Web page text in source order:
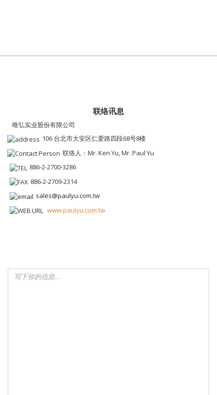
联络讯息
唯弘实业股份有限公司
106 台北市大安区仁爱路四段68号8楼
联络人：Mr. Ken Yu, Mr. Paul Yu
886-2-2700-3286
886-2-2709-2314
sales@paulyu.com.tw
www.paulyu.com.tw